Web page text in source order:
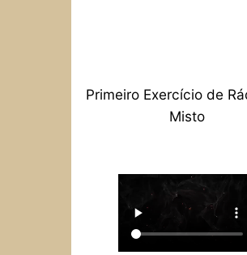
Primeiro Exercício de
Misto